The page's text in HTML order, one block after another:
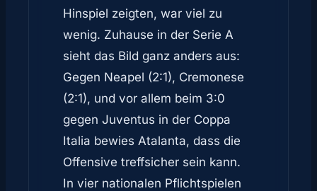
Hinspiel zeigten, war viel zu
wenig. Zuhause in der Serie A
sieht das Bild ganz anders aus:
Gegen Neapel (2:1), Cremonese
(2:1), und vor allem beim 3:0
gegen Juventus in der Coppa
Italia bewies Atalanta, dass die
Offensive treffsicher sein kann.
In vier nationalen Pflichtspielen